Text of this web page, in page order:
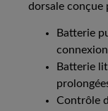
dorsale conçue
Batterie
Batterie
Contrôle